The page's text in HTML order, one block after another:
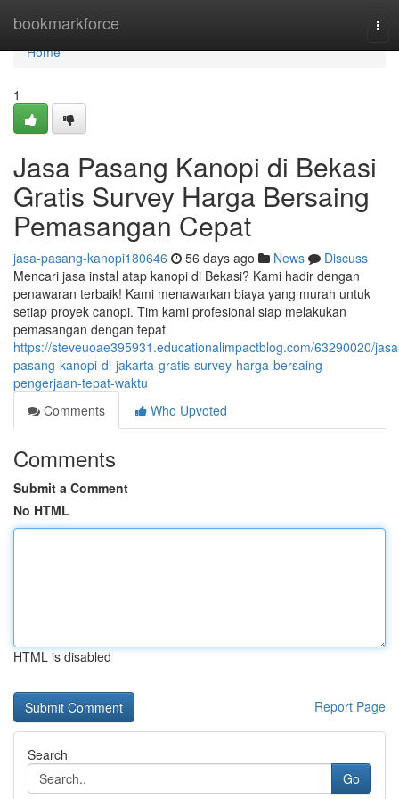
bookmarkforce
Home
Home
1
Jasa Pasang Kanopi di Bekasi
Gratis Survey Harga Bersaing
Pemasangan Cepat
jasa-pasang-kanopi180646 56 days ago News
Discuss
Mencari jasa instal atap kanopi di Bekasi? Kami hadir dengan
penawaran terbaik! Kami menawarkan biaya yang murah untuk
setiap proyek canopi. Tim kami profesional siap melakukan
pemasangan dengan tepat
https://steveuoae395931.educationalimpactblog.com/63290020/
pasang-kanopi-di-jakarta-gratis-survey-harga-bersaing-
pengerjaan-tepat-waktu
Comments
Who Upvoted
Comments
Submit a Comment
No HTML
HTML is disabled
Report Page
Search
Go